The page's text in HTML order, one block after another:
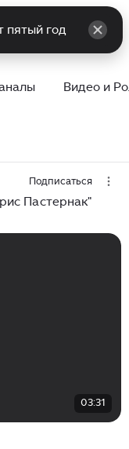
Видео и
Подписаться
Пастернак"
03:31